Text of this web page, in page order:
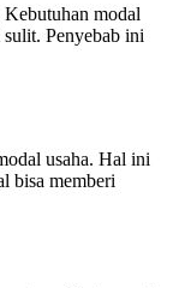
Kebutuhan modal
Penyebab ini
usaha. Hal ini
bisa memberi